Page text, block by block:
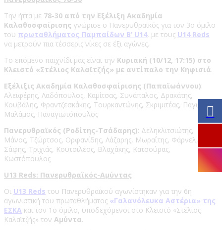
Την ήττα με 78-30 από την Εξέλιξη Ακαδημία
Καλαθοσφαίρισης γνώρισε ο Πανερυθραϊκός για τον 3ο όμιλο
του πρωταθλήματος Παμπαίδων Β’ U14, με τους U14 Reds
να μετρούν πια τέσσερις νίκες σε έξι αγώνες.
Το επόμενο παιχνίδι μας είναι την Κυριακή (10/12, 17:15) στο
Κλειστό «Στέλιος Καλαϊτζής» με αντίπαλο την Κηφισιά.
Εξέλιξις Ακαδημία Καλαθοσφαίρισης (Παπαϊωάννου):
Αλειφέρης, Λαδόπουλος, Καμίτσας, Συνάπαλος, Δρακάτης,
Κουβάλης, Φραντζεσκάκης, Τουρκαντώνης, Σκριμιτέας, Παγώνας,
Μαλάμος, Παναγιωτόπουλος
Πανερυθραϊκός (Ροδίτης-Τσάδαρης): Δεληκλιτσιώτης,
Μάνος, Τζώρτσος, Ορφανίδης, Λάζαρης, Μωραΐτης, Φάρνελ,
Σάφης, Τριχιάς, Κουτσιλέος, Βλαχάκης, Κατσούρας,
Κωστόπουλος
U13 Reds: Πανερυθραϊκός-Αμύντας
Οι U13 Reds του Πανερυθραϊκού αγωνίστηκαν για την 6η
αγωνιστική του πρωταθλήματος «Γαλανόλευκα Αστέρια» της
ΕΣΚΑ και τον 1ο όμιλο, υποδεχόμενοι στο Κλειστό «Στέλιος
Καλαϊτζής» τον Αμύντα.